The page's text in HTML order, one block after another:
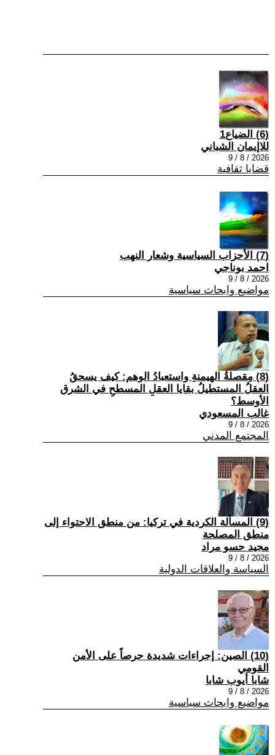
(6) الضياع1
للاإيمان الشباني
2026 / 8 / 9
قضايا ثقافية
(7) الأحزاب السياسية وشعار النهب
احمد بوناجي
2026 / 8 / 9
مواضيع وابحاث سياسية
(8) مِقصلةُ الهيمنةِ واستعبادُ الوهم: كيف يسحقُ
العقلُ المستطيلُ بقايا العقلِ المسطحِ في الشرق
الأوسط؟
غالب المسعودي
2026 / 8 / 9
المجتمع المدني
(9) المسألة الكردية في تركيا: من منطق الاحتواء إلى
منطق المصلحة
مجيد حسو مراد
2026 / 8 / 9
السياسة والعلاقات الدولية
(10) الصين: إجراءات شديدة حرصاً على الأمن
القومي
شابا أيوب شابا
2026 / 8 / 9
مواضيع وابحاث سياسية